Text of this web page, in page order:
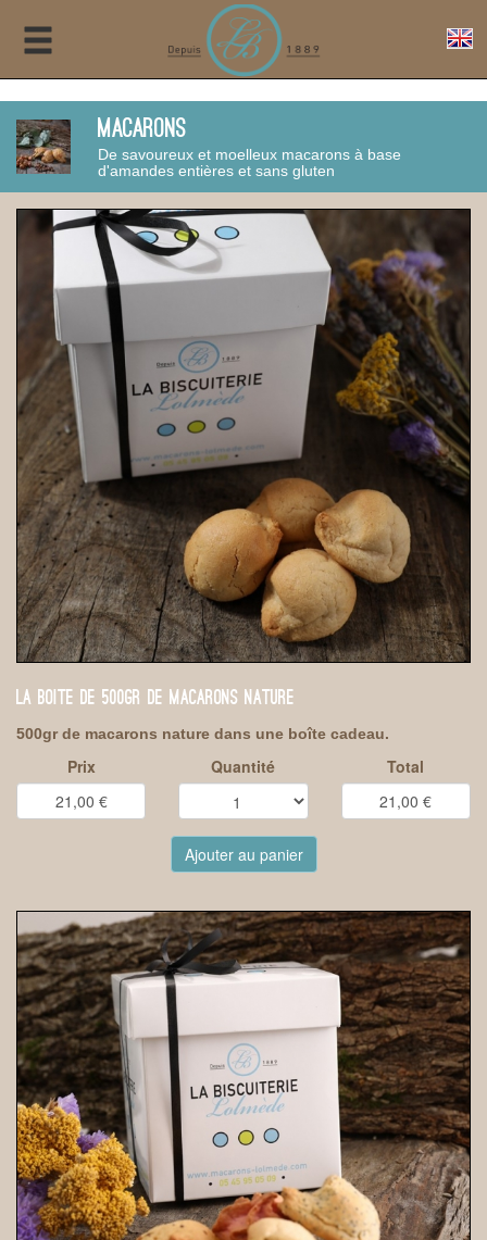
Macarons
De savoureux et moelleux macarons à base
d'amandes entières et sans gluten
LA BOITE DE 500GR DE MACARONS NATURE
500gr de macarons nature dans une boîte cadeau.
Prix Quantité Total
Ajouter au panier